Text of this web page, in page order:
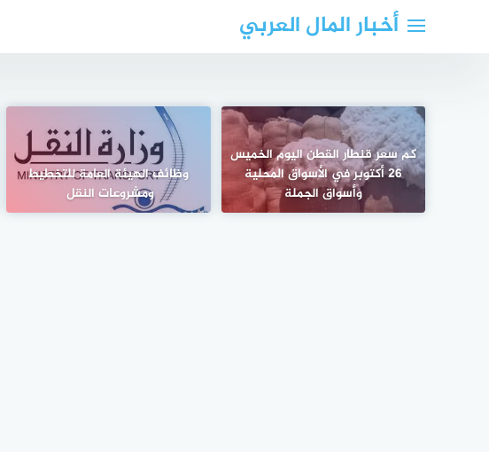
أخبار المال العربي
كم سعر قنطار القطن اليوم الخميس
26 أكتوبر في الأسواق المحلية
وأسواق الجملة
وظائف الهيئة العامة للتخطيط
ومشروعات النقل